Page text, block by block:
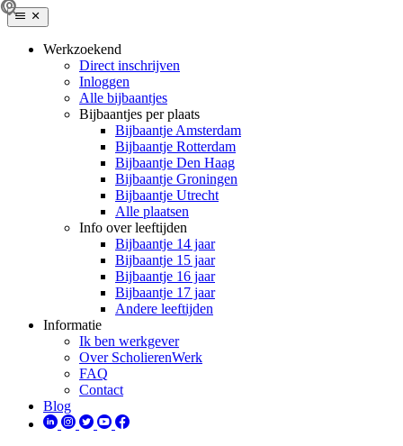
Werkzoekend
Direct inschrijven
Inloggen
Alle bijbaantjes
Bijbaantjes per plaats
Bijbaantje Amsterdam
Bijbaantje Rotterdam
Bijbaantje Den Haag
Bijbaantje Groningen
Bijbaantje Utrecht
Alle plaatsen
Info over leeftijden
Bijbaantje 14 jaar
Bijbaantje 15 jaar
Bijbaantje 16 jaar
Bijbaantje 17 jaar
Andere leeftijden
Informatie
Ik ben werkgever
Over ScholierenWerk
FAQ
Contact
Blog